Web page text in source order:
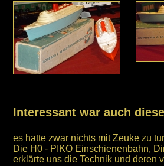
Interessant war auch
es hatte zwar nichts mit Zeuke zu
Die H0 - PIKO Einschienenbahn,
erklärte uns die Technik und deren